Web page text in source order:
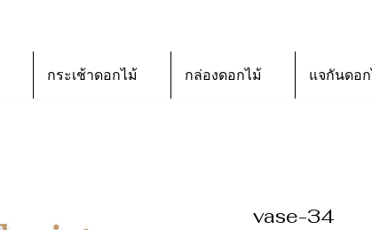
กระเช้าดอกไม้ กล่องดอกไม้ แจกันดอ
vase-34